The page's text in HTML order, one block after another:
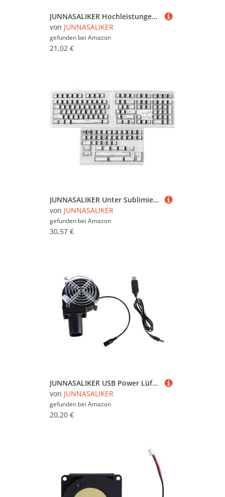
JUNNASALIKER Hochleistungen Laptop Kühllüfter Für 14-EB TPNQ252 14-EB0008CA 5V 0 50A Effiziente Wärmeabteilung
von JUNNASALIKER
gefunden bei Amazon
21,02 €
JUNNASALIKER Unter Sublimierte Schlüsselcaps Mit Schwarz Weißer Entwurf Für Mechanische Tastaturpersonalisierungspersonalisierungsteilung
von JUNNASALIKER
gefunden bei Amazon
30,57 €
JUNNASALIKER USB Power Lüfter 9733 Einstellbarer Speed ​​ Kühlgebläse Lüfter Mit Metallschutz Für Den Außen Und Konstruktionsgebrauch
von JUNNASALIKER
gefunden bei Amazon
20,20 €